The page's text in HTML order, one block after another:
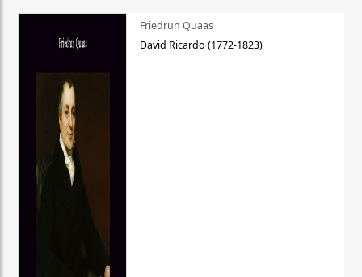
Friedrun Quaas
David Ricardo (1772-1823)